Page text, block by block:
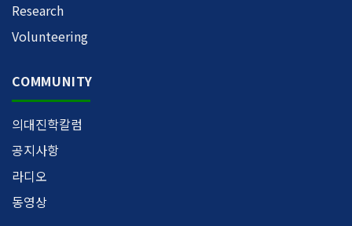
Research
Volunteering
COMMUNITY
의대진학칼럼
공지사항
라디오
동영상